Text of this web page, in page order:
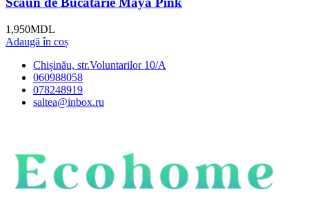
1,950MDL
Adaugă în coș
Chișinău, str.Voluntarilor 10/A
060988058
078248919
saltea@inbox.ru